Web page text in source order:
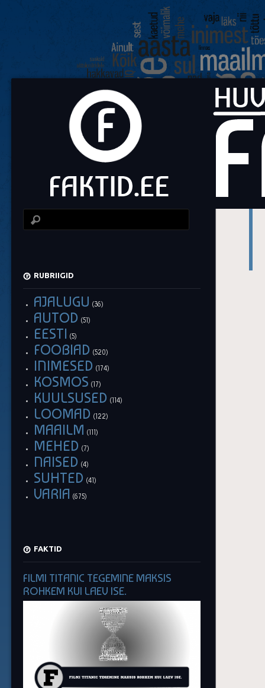
RUBRIIGID
AJALUGU (36)
AUTOD (51)
EESTI (5)
FOOBIAD (520)
INIMESED (174)
KOSMOS (17)
KUULSUSED (114)
LOOMAD (122)
MAAILM (111)
MEHED (7)
NAISED (4)
SUHTED (41)
VARIA (675)
FAKTID
FILMI TITANIC TEGEMINE MAKSIS
ROHKEM KUI LAEV ISE.